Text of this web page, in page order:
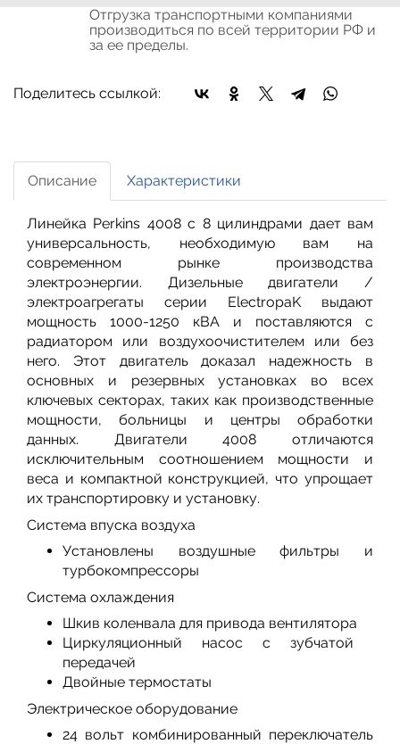
Отгрузка транспортными компаниями
производиться по всей территории РФ и
за ее пределы.
Поделитесь ссылкой:
Описание Характеристики
Линейка Perkins 4008 с 8 цилиндрами дает вам
универсальность, необходимую вам на
современном рынке производства
электроэнергии. Дизельные двигатели /
электроагрегаты серии ElectropaK выдают
мощность 1000-1250 кВА и поставляются с
радиатором или воздухоочистителем или без
него. Этот двигатель доказал надежность в
основных и резервных установках во всех
ключевых секторах, таких как производственные
мощности, больницы и центры обработки
данных. Двигатели 4008 отличаются
исключительным соотношением мощности и
веса и компактной конструкцией, что упрощает
их транспортировку и установку.
Система впуска воздуха
Установлены воздушные фильтры и
турбокомпрессоры
Система охлаждения
Шкив коленвала для привода вентилятора
Циркуляционный насос с зубчатой ​​
передачей
Двойные термостаты
Электрическое оборудование
24 вольт комбинированный переключатель